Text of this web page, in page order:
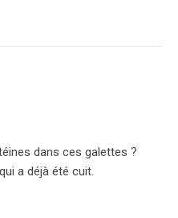
dans ces galettes ?
a déjà été cuit.